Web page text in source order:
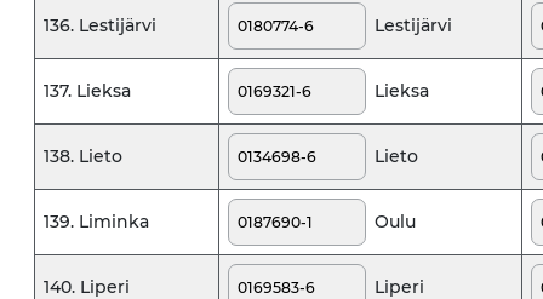
136. Lestijärvi Lestijärvi
137. Lieksa Lieksa
138. Lieto Lieto
139. Liminka Oulu
140. Liperi Liperi